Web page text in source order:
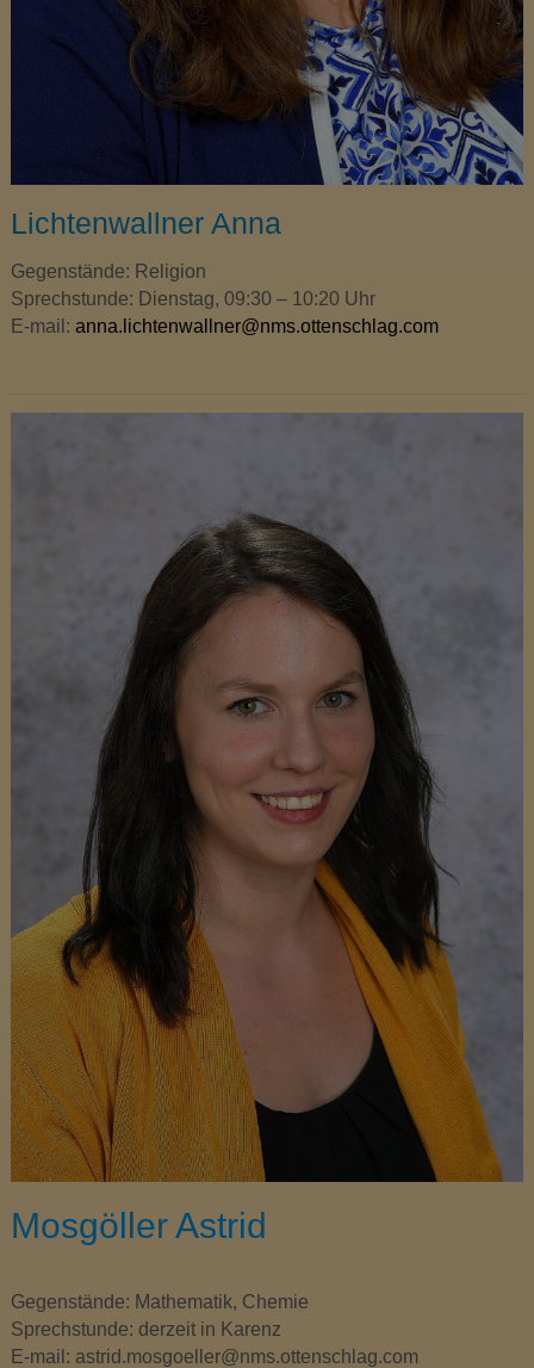
Lichtenwallner Anna
Gegenstände: Religion
Sprechstunde: Dienstag, 09:30 – 10:20 Uhr
E-mail: anna.lichtenwallner@nms.ottenschlag.com
Mosgöller Astrid
Gegenstände: Mathematik, Chemie
Sprechstunde: derzeit in Karenz
E-mail: astrid.mosgoeller@nms.ottenschlag.com